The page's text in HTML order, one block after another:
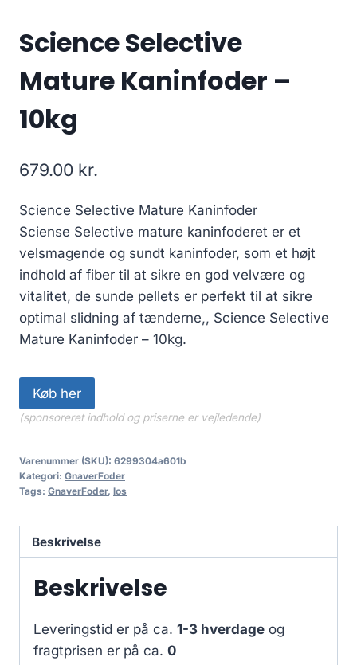
Science Selective
Mature Kaninfoder –
10kg
679.00 kr.
Science Selective Mature Kaninfoder
Sciense Selective mature kaninfoderet er et
velsmagende og sundt kaninfoder, som et højt
indhold af fiber til at sikre en god velvære og
vitalitet, de sunde pellets er perfekt til at sikre
optimal slidning af tænderne,, Science Selective
Mature Kaninfoder – 10kg.
Køb her
(sponsoreret indhold og priserne er vejledende)
Varenummer (SKU): 6299304a601b
Kategori: GnaverFoder
Tags: GnaverFoder, los
Beskrivelse
Beskrivelse
Leveringstid er på ca. 1-3 hverdage og
fragtprisen er på ca. 0